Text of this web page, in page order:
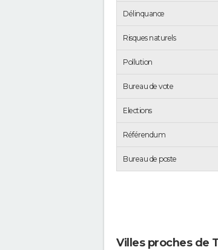
Délinquance
Risques naturels
Pollution
Bureau de vote
Elections
Référendum
Bureau de poste
Villes proches de